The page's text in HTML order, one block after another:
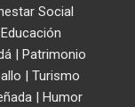
Social
Educación
| Patrimonio
| Turismo
| Humor